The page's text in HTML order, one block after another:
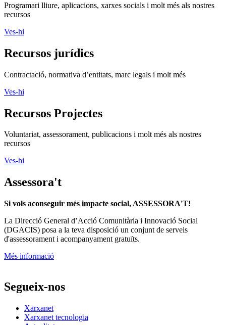
Programari lliure, aplicacions, xarxes socials i molt més als nostres
recursos
Ves-hi
Recursos jurídics
Contractació, normativa d’entitats, marc legals i molt més
Ves-hi
Recursos Projectes
Voluntariat, assessorament, publicacions i molt més als nostres
recursos
Ves-hi
Assessora't
Si vols aconseguir més impacte social, ASSESSORA'T!
La Direcció General d’Acció Comunitària i Innovació Social
(DGACIS) posa a la teva disposició un conjunt de serveis
d'assessorament i acompanyament gratuïts.
Més informació
Segueix-nos
Xarxanet
Xarxanet tecnologia